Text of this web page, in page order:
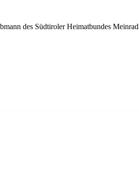
des Südtiroler Heimatbundes Meinrad